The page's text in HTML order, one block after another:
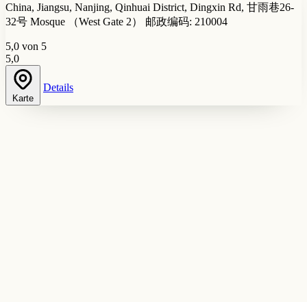
China, Jiangsu, Nanjing, Qinhuai District, Dingxin Rd, 甘雨巷26-
32号 Mosque （West Gate 2） 邮政编码: 210004
5,0 von 5
5,0
Karte
Details